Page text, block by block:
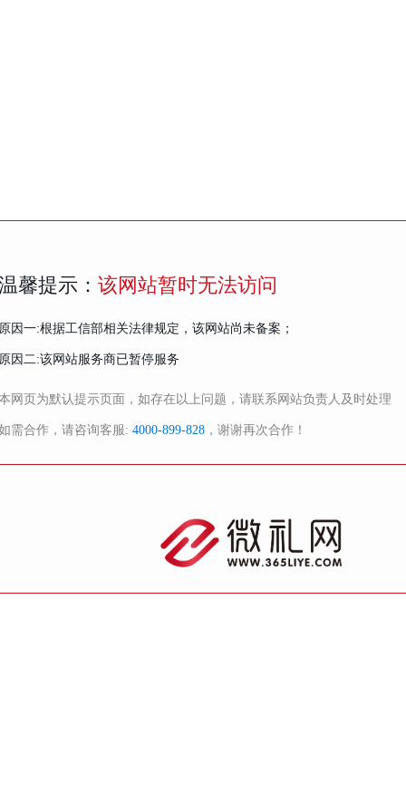
馨提示： 该网站暂时无法访问
因一:根据工信部相关法律规定，该网站尚未备案；
因二:该网站服务商已暂停服务
网页为默认提示页面，如存在以上问题，请联系网站负责人及时处理
需合作，请咨询客服: 4000-899-828 ，谢谢再次合作！